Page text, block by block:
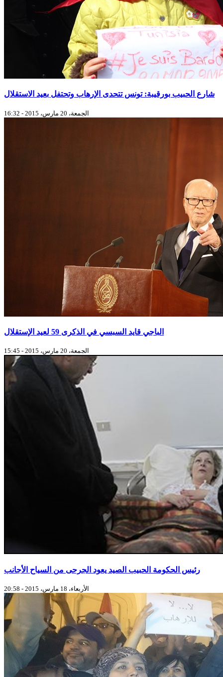
شارع الحبيب بورقيبة: تونس تتحدى الإرهاب وتحتفل بعيد الاستقلال
الجمعة، 20 مارس، 2015 - 16:32
الباجي قايد السبسي في الذكرى 59 لعيد الإستقلال
الجمعة، 20 مارس، 2015 - 15:45
رئيس الحكومة الحبيب الصيد يعود الجرحى من السياح الأجانب
الأربعاء، 18 مارس، 2015 - 20:58